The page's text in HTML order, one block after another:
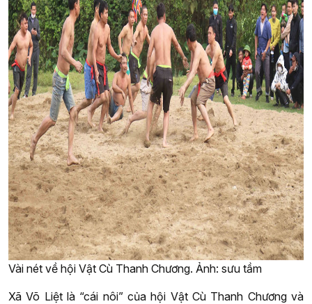
Vài nét về hội Vật Cù Thanh Chương. Ảnh: sưu tầm
Xã Võ Liệt là “cái nôi” của hội Vật Cù Thanh Chương và